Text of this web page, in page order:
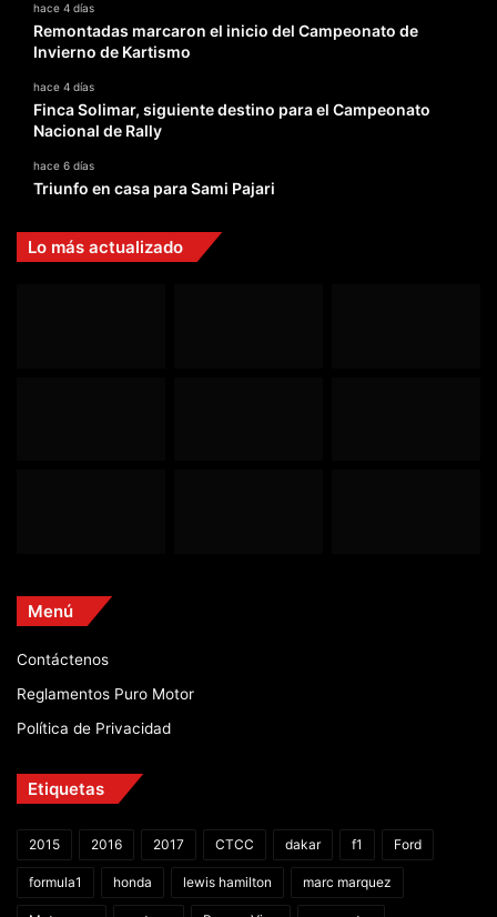
hace 4 días
Remontadas marcaron el inicio del Campeonato de
Invierno de Kartismo
hace 4 días
Finca Solimar, siguiente destino para el Campeonato
Nacional de Rally
hace 6 días
Triunfo en casa para Sami Pajari
Lo más actualizado
Menú
Contáctenos
Reglamentos Puro Motor
Política de Privacidad
Etiquetas
2015 2016 2017 CTCC dakar f1 Ford
formula1 honda lewis hamilton marc marquez